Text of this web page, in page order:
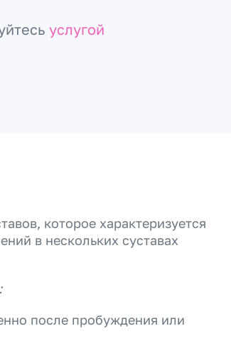
услугой
которое характеризуется
в нескольких суставах
после пробуждения или